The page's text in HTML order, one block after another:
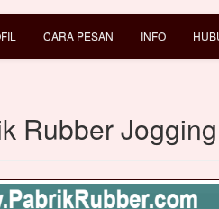
CARA PESAN INFO
Rubber